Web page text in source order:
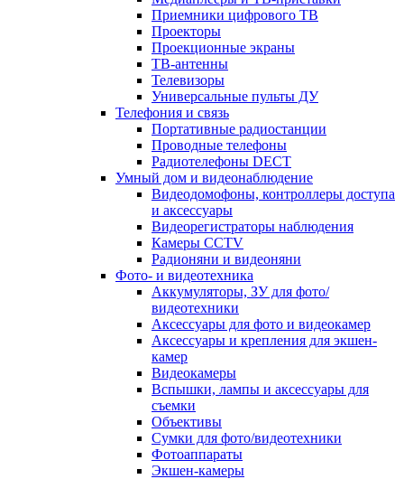
Приемники цифрового ТВ
Проекторы
Проекционные экраны
ТВ-антенны
Телевизоры
Универсальные пульты ДУ
Телефония и связь
Портативные радиостанции
Проводные телефоны
Радиотелефоны DECT
Умный дом и видеонаблюдение
Видеодомофоны, контроллеры доступа
и аксессуары
Видеорегистраторы наблюдения
Камеры CCTV
Радионяни и видеоняни
Фото- и видеотехника
Аккумуляторы, ЗУ для фото/
видеотехники
Аксессуары для фото и видеокамер
Аксессуары и крепления для экшен-
камер
Видеокамеры
Вспышки, лампы и аксессуары для
съемки
Объективы
Сумки для фото/видеотехники
Фотоаппараты
Экшен-камеры